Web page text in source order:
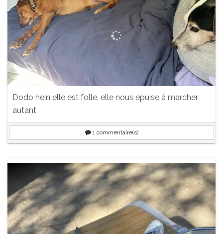
Dodo hein elle est folle, elle nous épuise à marcher
autant
1commentaire(s)